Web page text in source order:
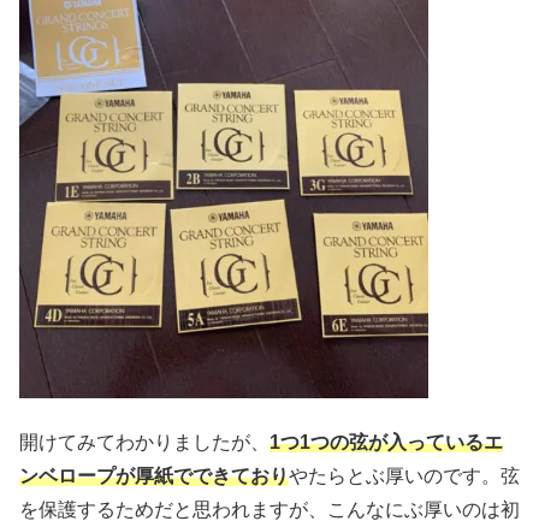
開けてみてわかりましたが、 1つ1つの弦が入っているエ
ンベロープが厚紙でできておりやたらとぶ厚いのです。弦
を保護するためだと思われますが、こんなにぶ厚いのは初